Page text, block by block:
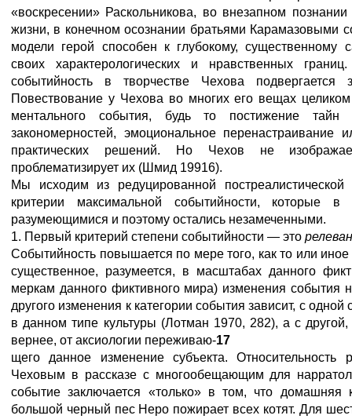
«воскресении» Раскольникова, во внезапном
жизни, в конечном осознании братьями Карамазовыми
модели герой способен к глубокому, существенному
своих характерологических и нравственных
событийность в творчестве Чехова подвергается
Повествование у Чехова во многих его вещах
ментального события, будь то постижение тайн
закономерностей, эмоциональное перенастраивание
практических решений. Но Чехов не
проблематизирует их (Шмид 19916).
Мы исходим из редуцированной постреалистической
критерии максимальной событийности, которые
разумеющимися и поэтому остались незамеченными.
1. Первый критерий степени событийности — это
Событийность повышается по мере того, как то или
существенное, разумеется, в масштабах данного
меркам данного фиктивного мира) изменения события
другого изменения к категории события зависит, с
в данном типе культуры (Лотман 1970, 282), а с другой,
вернее, от аксиологии переживаю-17
щего данное изменение субъекта. Относительность
Чеховым в рассказе с многообещающим для
событие заключается «только» в том, что домашняя
большой черный пес Неро пожирает всех котят. Для